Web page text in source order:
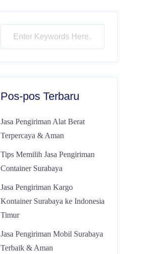
Pos-pos Terbaru
Jasa Pengiriman Alat Berat
Terpercaya & Aman
Tips Memilih Jasa Pengiriman
Container Surabaya
Jasa Pengiriman Kargo
Kontainer Surabaya ke Indonesia
Timur
Jasa Pengiriman Mobil Surabaya
Terbaik & Aman